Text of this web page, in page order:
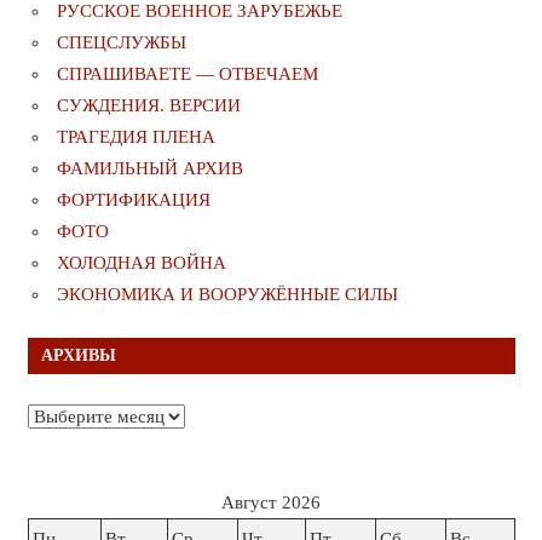
РУССКОЕ ВОЕННОЕ ЗАРУБЕЖЬЕ
СПЕЦСЛУЖБЫ
СПРАШИВАЕТЕ — ОТВЕЧАЕМ
СУЖДЕНИЯ. ВЕРСИИ
ТРАГЕДИЯ ПЛЕНА
ФАМИЛЬНЫЙ АРХИВ
ФОРТИФИКАЦИЯ
ФОТО
ХОЛОДНАЯ ВОЙНА
ЭКОНОМИКА И ВООРУЖЁННЫЕ СИЛЫ
АРХИВЫ
Архивы
Август 2026